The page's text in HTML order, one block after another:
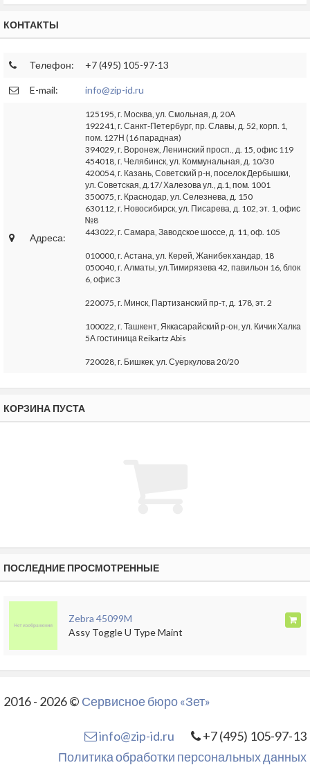
КОНТАКТЫ
Телефон: +7 (495) 105-97-13
E-mail: info@zip-id.ru
Адреса:
125195, г. Москва, ул. Смольная, д. 20А
192241, г. Санкт-Петербург, пр. Славы, д. 52, корп. 1,
пом. 127Н (16 парадная)
394029, г. Воронеж, Ленинский просп., д. 15, офис 119
454018, г. Челябинск, ул. Коммунальная, д. 10/30
420054, г. Казань, Советский р-н, поселок Дербышки,
ул. Советская, д.17/ Халезова ул., д.1, пом. 1001
350075, г. Краснодар, ул. Селезнева, д. 150
630112, г. Новосибирск, ул. Писарева, д. 102, эт. 1, офис
№8
443022, г. Самара, Заводское шоссе, д. 11, оф. 105
010000, г. Астана, ул. Керей, Жанибек хандар, 18
050040, г. Алматы, ул.Тимирязева 42, павильон 16, блок
6, офис 3
220075, г. Минск, Партизанский пр-т, д. 178, эт. 2
100022, г. Ташкент, Яккасарайский р-он, ул. Кичик Халка
5А гостиница Reikartz Abis
720028, г. Бишкек, ул. Суеркулова 20/20
КОРЗИНА ПУСТА
ПОСЛЕДНИЕ ПРОСМОТРЕННЫЕ
Zebra 45099M
Assy Toggle U Type Maint
2016 - 2026 © Сервисное бюро «Зет»
info@zip-id.ru
+7 (495) 105-97-13
Политика обработки персональных данных